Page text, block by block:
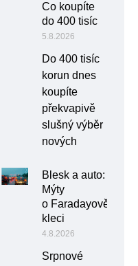
Co koupíte
do 400 tisíc
5.8.2026
Do 400 tisíc
korun dnes
koupíte
překvapivě
slušný výběr
nových
Blesk a auto:
Mýty
o Faradayově
kleci
4.8.2026
Srpnové